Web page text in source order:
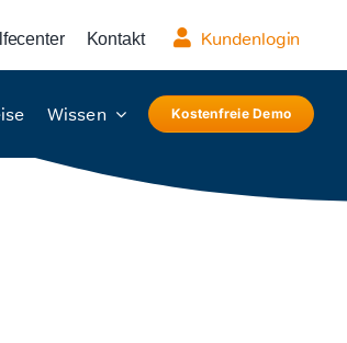
Kontakt Kundenlogin
Wissen Kostenfreie Demo